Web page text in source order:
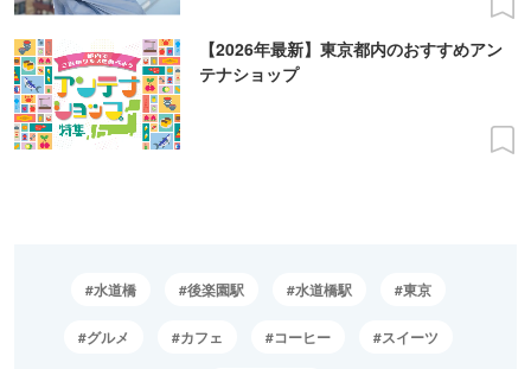
【2026年最新】東京都内のおすすめアン
テナショップ
水道橋 後楽園駅 水道橋駅 東京
グルメ カフェ コーヒー スイーツ